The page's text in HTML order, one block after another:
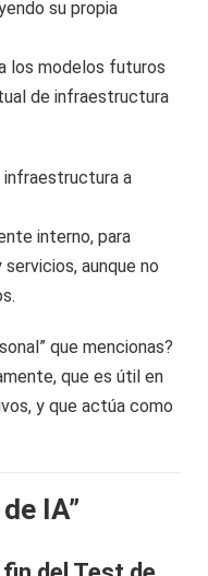
su propia
los modelos futuros
de infraestructura
infraestructura a
interno, para
aunque no
que mencionas?
que es útil en
y que actúa como
IA”